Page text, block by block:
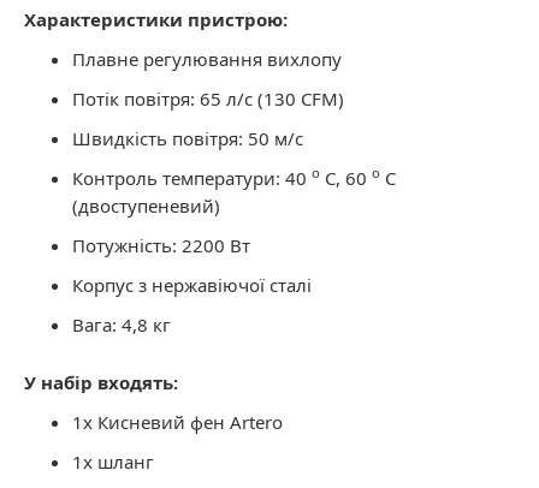
Характеристики пристрою:
Плавне регулювання вихлопу
Потік повітря: 65 л/с (130 CFM)
Швидкість повітря: 50 м/с
Контроль температури: 40 o C, 60 o C
(двоступеневий)
Потужність: 2200 Вт
Корпус з нержавіючої сталі
Вага: 4,8 кг
У набір входять:
1x Кисневий фен Artero
1x шланг